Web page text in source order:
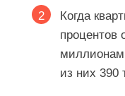
Когда
процентов
из них 390